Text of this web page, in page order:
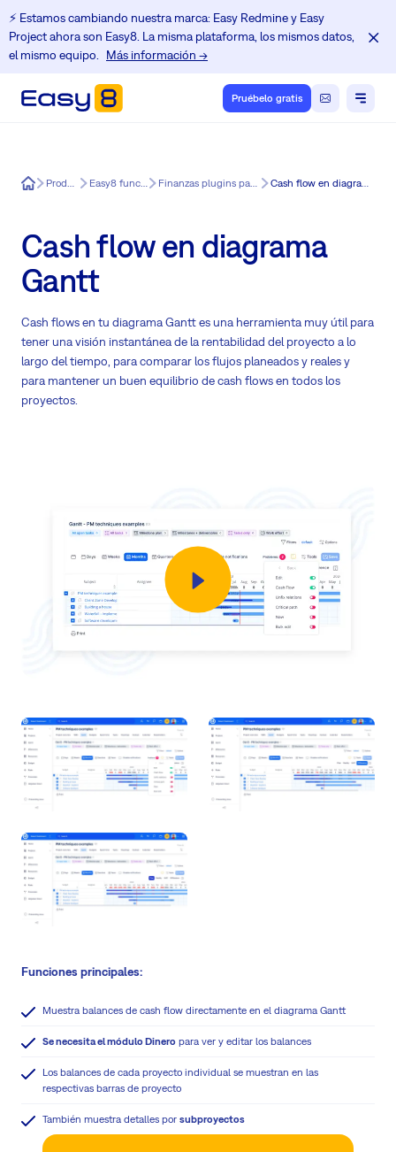
⚡️ Estamos cambiando nuestra marca: Easy Redmine y Easy
Project ahora son Easy8. La misma plataforma, los mismos datos,
el mismo equipo.
Más información →
Pruébelo gratis
Easy8 Producto Easy8 funciones Finanzas plugins para Easy8 Cash flow en diagrama Gantt
Cash flow en diagrama
Gantt
Cash flows en tu diagrama Gantt es una herramienta muy útil para
tener una visión instantánea de la rentabilidad del proyecto a lo
largo del tiempo, para comparar los flujos planeados y reales y
para mantener un buen equilibrio de cash flows en todos los
proyectos.
Funciones principales:
Muestra balances de cash flow directamente en el diagrama Gantt
Se necesita el módulo Dinero para ver y editar los balances
Los balances de cada proyecto individual se muestran en las
respectivas barras de proyecto
También muestra detalles por subproyectos